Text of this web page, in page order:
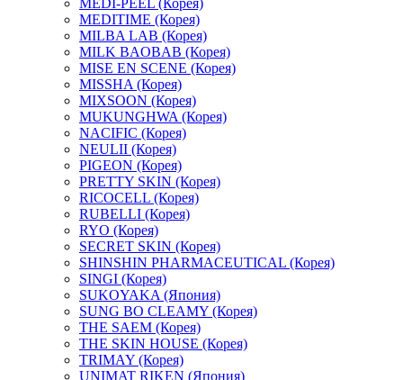
MEDITIME (Корея)
MILBA LAB (Корея)
MILK BAOBAB (Корея)
MISE EN SCENE (Корея)
MISSHA (Корея)
MIXSOON (Корея)
MUKUNGHWA (Корея)
NACIFIC (Корея)
NEULII (Корея)
PIGEON (Корея)
PRETTY SKIN (Корея)
RICOCELL (Корея)
RUBELLI (Корея)
RYO (Корея)
SECRET SKIN (Корея)
SHINSHIN PHARMACEUTICAL (Корея)
SINGI (Корея)
SUKOYAKA (Япония)
SUNG BO CLEAMY (Корея)
THE SAEM (Корея)
THE SKIN HOUSE (Корея)
TRIMAY (Корея)
UNIMAT RIKEN (Япония)